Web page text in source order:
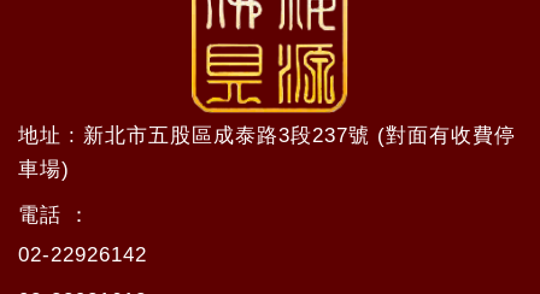
地址 : 新北市五股區成泰路3段237號 (對面有收費停
車場)
電話 ：
02-22926142